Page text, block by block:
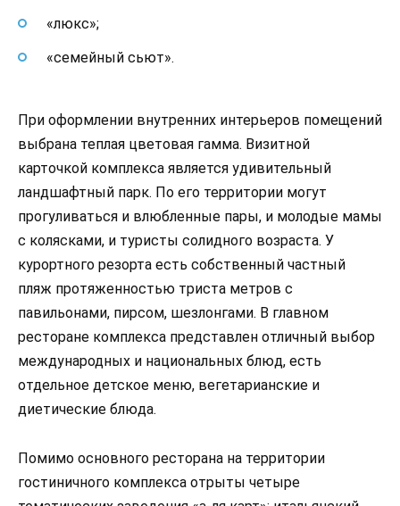
«люкс»;
«семейный сьют».
При оформлении внутренних интерьеров помещений
выбрана теплая цветовая гамма. Визитной
карточкой комплекса является удивительный
ландшафтный парк. По его территории могут
прогуливаться и влюбленные пары, и молодые мамы
с колясками, и туристы солидного возраста. У
курортного резорта есть собственный частный
пляж протяженностью триста метров с
павильонами, пирсом, шезлонгами. В главном
ресторане комплекса представлен отличный выбор
международных и национальных блюд, есть
отдельное детское меню, вегетарианские и
диетические блюда.
Помимо основного ресторана на территории
гостиничного комплекса отрыты четыре